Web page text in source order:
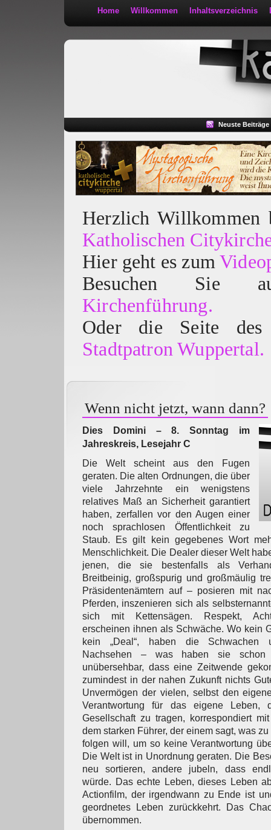
Home Willkommen Inhaltsverzeichnis
Neuste Beiträge
Herzlich
Katholischen
Hier geht es zum
Besuchen
Kirchenführung.
Oder die Seite des
Stadtpatron Wuppertal.
Wenn nicht jetzt, wann dann?
Dies Domini – 8. Sonntag im
Jahreskreis, Lesejahr C
Die Welt scheint aus den Fugen
geraten. Die alten Ordnungen, die über
viele Jahrzehnte ein wenigstens
relatives Maß an Sicherheit garantiert
haben, zerfallen vor den Augen einer
noch sprachlosen Öffentlichkeit zu
Staub. Es gilt kein gegebenes Wort
Menschlichkeit. Die Dealer dieser Welt
jenen, die sie bestenfalls als
Breitbeinig, großspurig und großmäulig
Präsidentenämtern auf – posieren mit
Pferden, inszenieren sich als
sich mit Kettensägen. Respekt,
erscheinen ihnen als Schwäche. Wo kein
kein „Deal“, haben die Schwachen
Nachsehen – was haben sie
unübersehbar, dass eine Zeitwende
zumindest in der nahen Zukunft nichts
Unvermögen der vielen, selbst den
Verantwortung für das eigene
Gesellschaft zu tragen, korrespondiert
dem starken Führer, der einem sagt, was
folgen will, um so keine Verantwortung
Die Welt ist in Unordnung geraten. Die
neu sortieren, andere jubeln, dass
würde. Das echte Leben, dieses Leben
Actionfilm, der irgendwann zu Ende ist
geordnetes Leben zurückkehrt. Das
übernommen.